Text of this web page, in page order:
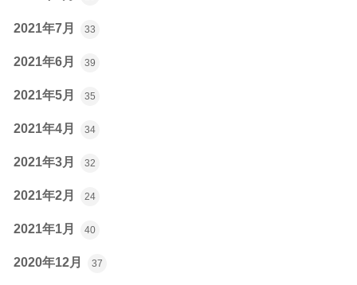
2021年7月 33
2021年6月 39
2021年5月 35
2021年4月 34
2021年3月 32
2021年2月 24
2021年1月 40
2020年12月 37